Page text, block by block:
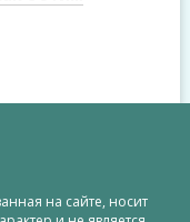
на сайте, носит